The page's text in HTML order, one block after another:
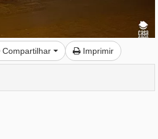
Compartilhar Imprimir